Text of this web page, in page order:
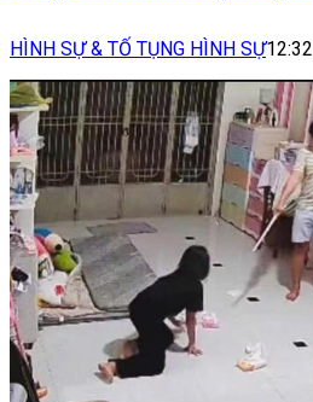
HÌNH SỰ & TỐ TỤNG HÌNH SỰ12:32